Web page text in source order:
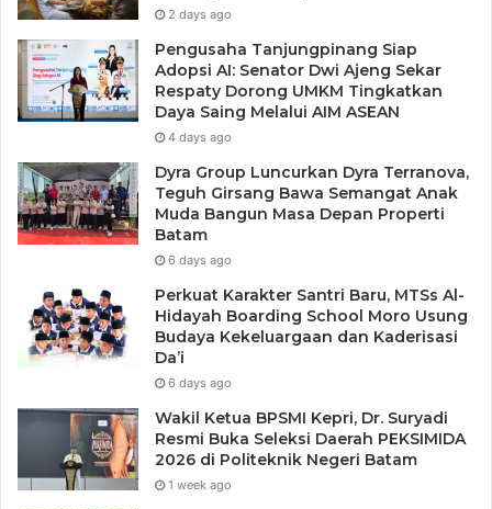
2 days ago
Pengusaha Tanjungpinang Siap
Adopsi AI: Senator Dwi Ajeng Sekar
Respaty Dorong UMKM Tingkatkan
Daya Saing Melalui AIM ASEAN
4 days ago
Dyra Group Luncurkan Dyra Terranova,
Teguh Girsang Bawa Semangat Anak
Muda Bangun Masa Depan Properti
Batam
6 days ago
Perkuat Karakter Santri Baru, MTSs Al-
Hidayah Boarding School Moro Usung
Budaya Kekeluargaan dan Kaderisasi
Da’i
6 days ago
Wakil Ketua BPSMI Kepri, Dr. Suryadi
Resmi Buka Seleksi Daerah PEKSIMIDA
2026 di Politeknik Negeri Batam
1 week ago